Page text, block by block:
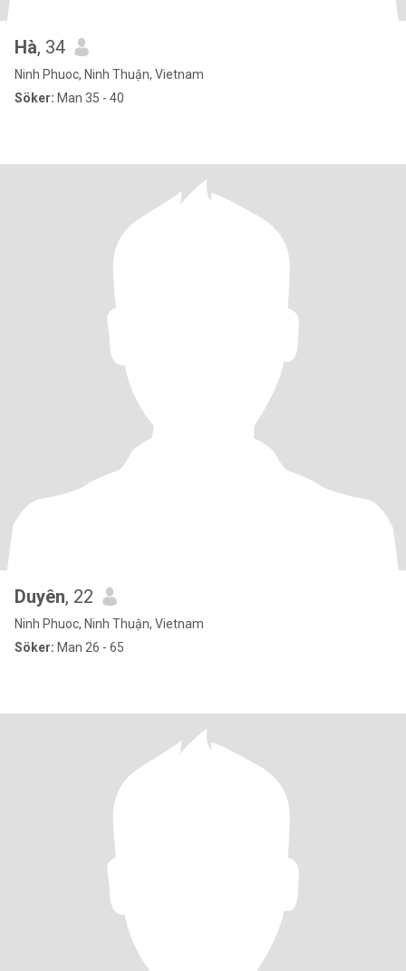
Hà, 34
Ninh Phuoc, Ninh Thuận, Vietnam
Söker: Man 35 - 40
Duyên, 22
Ninh Phuoc, Ninh Thuận, Vietnam
Söker: Man 26 - 65